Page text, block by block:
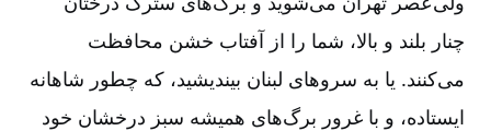
چنار بلند و بالا، شما را از آفتاب خشن محافظت
می‌کنند. یا به سروهای لبنان بیندیشید، که چطور شاهانه
ایستاده، و با غرور برگ‌های همیشه سبز درخشان خود